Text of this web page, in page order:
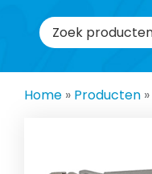
Zoeken
naar:
Home » Producten »